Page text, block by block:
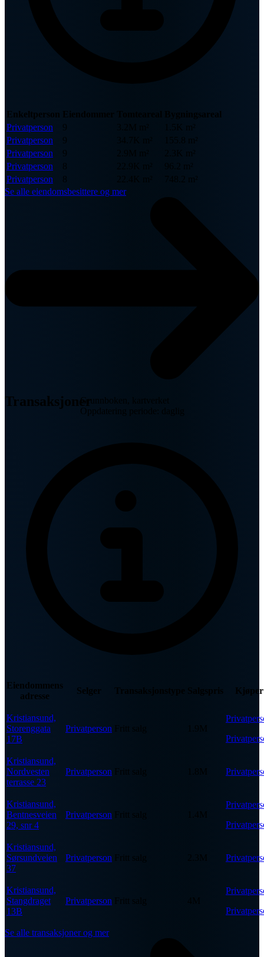
Enkeltperson Eiendommer
Bygningsareal
Privatperson
9
1.5K m²
Privatperson
9
155.8 m²
Privatperson
9
2.3K m²
Privatperson
8
96.2 m²
Privatperson
8
748.2 m²
Se alle eiendomsbesittere og mer
TransaksjonerGrunnboken, kartverket
Oppdatering periode: daglig
Eiendommens
adresse
Selger Transaksjonstype Salgspris Kjøper
Kristiansund,
Storenggata
17B
Privatperson Fritt salg
Kristiansund,
Nordvesten
terrasse 23
Privatperson Fritt salg
Kristiansund,
Bentnesveien
29, snr 4
Privatperson Fritt salg
Kristiansund,
Sørsundveien
37
Privatperson Fritt salg
Kristiansund,
Stangdraget
13B
Privatperson Fritt salg
Se alle transaksjoner og mer